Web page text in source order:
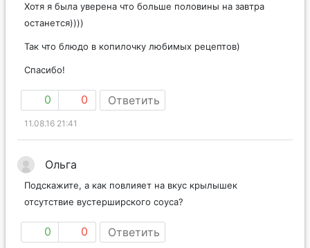
Хотя я была уверена что больше половины на завтра
останется))))
Так что блюдо в копилочку любимых рецептов)
Спасибо!
0 0 Ответить
11.08.16 21:41
Ольга
Подскажите, а как повлияет на вкус крылышек
отсутствие вустерширского соуса?
0 0 Ответить